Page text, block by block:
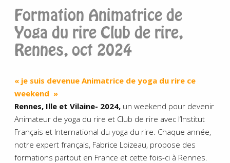
Formation Animatrice de
Yoga du rire Club de rire,
Rennes, oct 2024
« je suis devenue Animatrice de yoga du rire ce
weekend »
Rennes, Ille et Vilaine- 2024,un weekend pour devenir
Animateur de yoga du rire et Club de rire avec l’Institut
Français et International du yoga du rire. Chaque année,
notre expert français, Fabrice Loizeau, propose des
formations partout en France et cette fois-ci à Rennes.